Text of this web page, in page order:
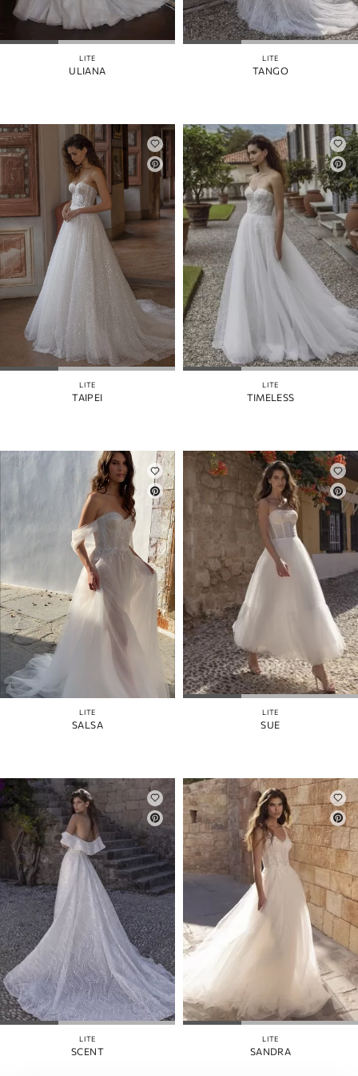
MANGAS
FALDA
CORREAS
ATRÁS
CORSÉ
SEPARAR
LITE
ULIANA
LITE
TANGO
LITE
TAIPEI
LITE
TIMELESS
LITE
SALSA
LITE
SUE
LITE
SCENT
LITE
SANDRA